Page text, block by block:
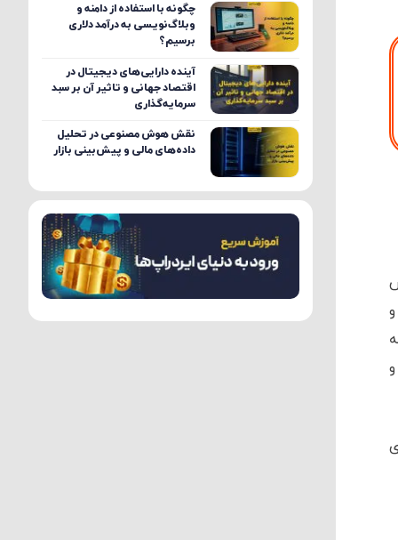
چگونه با استفاده از دامنه و
وبلاگ‌نویسی به درآمد دلاری
برسیم؟
آینده دارایی‌های دیجیتال در
اقتصاد جهانی و تاثیر آن بر سبد
سرمایه‌گذاری
نقش هوش مصنوعی در تحلیل
داده‌های مالی و پیش‌بینی بازار